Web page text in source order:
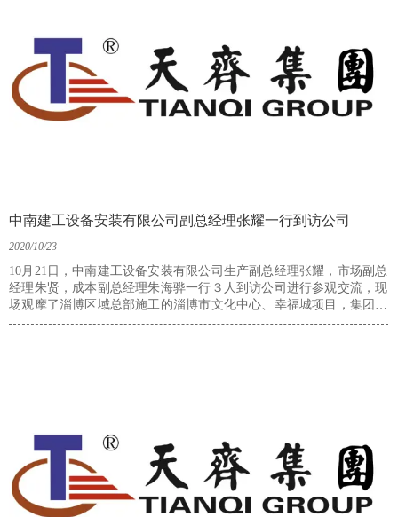
中南建工设备安装有限公司副总经理张耀一行到访公司
2020/10/23
10月21日，中南建工设备安装有限公司生产副总经理张耀，市场副总
经理朱贤，成本副总经理朱海骅一行３人到访公司进行参观交流，现
场观摩了淄博区域总部施工的淄博市文化中心、幸福城项目，集团董
事、总经理牛水，董事会秘书成云及区域总部分公司经理等陪同。